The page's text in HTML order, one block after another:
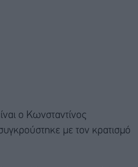
ο Κωνσταντίνος
με τον κρατισμό